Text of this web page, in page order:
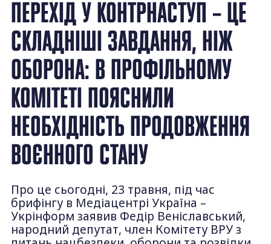
ПЕРЕХІД У КОНТРНАСТУП – ЦЕ
СКЛАДНІШІ ЗАВДАННЯ, НІЖ
ОБОРОНА: В ПРОФІЛЬНОМУ
КОМІТЕТІ ПОЯСНИЛИ
НЕОБХІДНІСТЬ ПРОДОВЖЕННЯ
ВОЄННОГО СТАНУ
Про це сьогодні, 23 травня, під час
брифінгу в Медіацентрі Україна –
Укрінформ заявив Федір Веніславський,
народний депутат, член Комітету ВРУ з